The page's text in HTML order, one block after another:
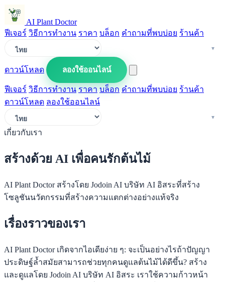
AI Plant Doctor
ฟีเจอร์ วิธีการทำงาน ราคา บล็อก คำถามที่พบบ่อย ร้านค้า
ดาวน์โหลด ลองใช้ออนไลน์
ฟีเจอร์ วิธีการทำงาน ราคา บล็อก คำถามที่พบบ่อย ร้านค้า
ดาวน์โหลด ลองใช้ออนไลน์
เกี่ยวกับเรา
สร้างด้วย AI เพื่อคนรักต้นไม้
AI Plant Doctor สร้างโดย Jodoin AI บริษัท AI อิสระที่สร้าง
โซลูชันนวัตกรรมที่สร้างความแตกต่างอย่างแท้จริง
เรื่องราวของเรา
AI Plant Doctor เกิดจากไอเดียง่าย ๆ: จะเป็นอย่างไรถ้าปัญญา
ประดิษฐ์ล้ำสมัยสามารถช่วยทุกคนดูแลต้นไม้ได้ดีขึ้น? สร้าง
และดูแลโดย Jodoin AI บริษัท AI อิสระ เราใช้ความก้าวหน้า